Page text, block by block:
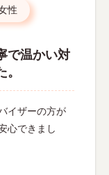
性
で温かい対
イザーの方が
心できまし